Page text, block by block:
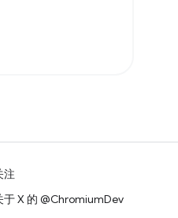
注
于 X 的 @ChromiumDev